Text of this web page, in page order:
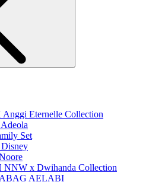
Eternelle Collection
Set
x Dwihanda Collection
AELABI